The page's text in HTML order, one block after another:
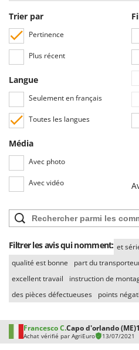
Ribimex
Ripartrak
Ritter
River Systems
Robomow
Royal Food
Ryobi
S
Santos
Schnitzer
Seven Italy
Silky
Simatech
Sirman
Trier par
Pertinence
Plus récent
Langue
Seulement en français
Toutes les langues
Média
Avec photo
Avec vidéo
Filtrer les avis qui nomment: et
qualité est bonne
part du
excellent travail
instruction de
des pièces défectueuses
points
Francesco C.Capo d'orlando (ME)
Achat vérifié par AgriEuro 13/07/2021